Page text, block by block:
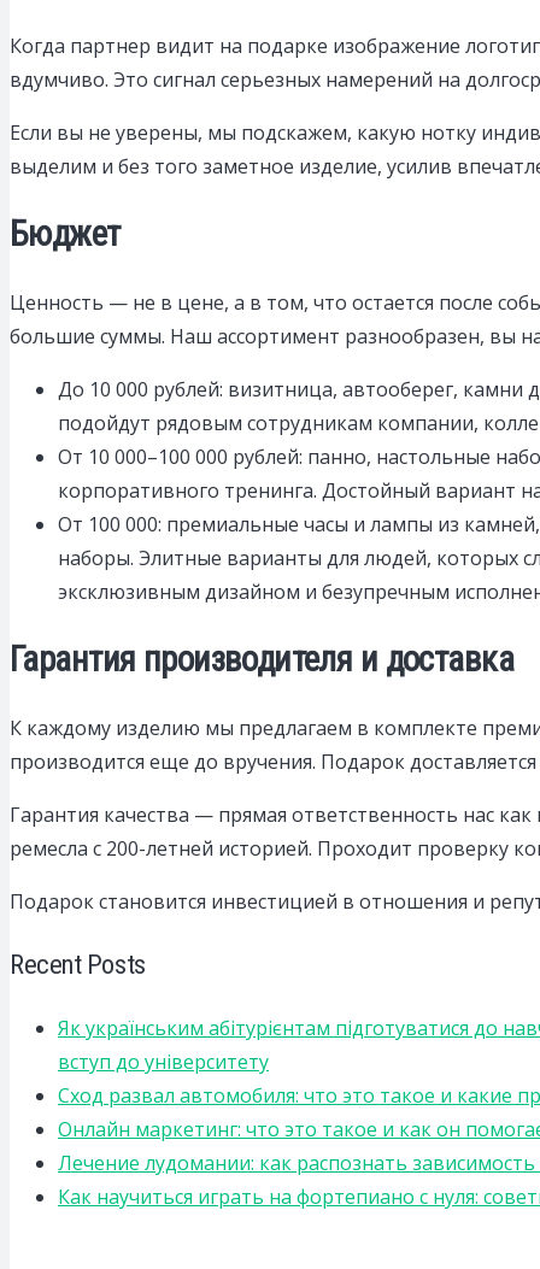
Когда партнер видит на подарке изображение
вдумчиво. Это сигнал серьезных намерений на
Если вы не уверены, мы подскажем, какую нотку
выделим и без того заметное изделие, усилив
Бюджет
Ценность — не в цене, а в том, что остается после
большие суммы. Наш ассортимент разнообразен, вы
До 10 000 рублей: визитница, автооберег, камни
подойдут рядовым сотрудникам компании,
От 10 000–100 000 рублей: панно, настольные
корпоративного тренинга. Достойный вариант
От 100 000: премиальные часы и лампы из
наборы. Элитные варианты для людей, которых
эксклюзивным дизайном и безупречным
Гарантия производителя и доставка
К каждому изделию мы предлагаем в комплекте
производится еще до вручения. Подарок
Гарантия качества — прямая ответственность нас
ремесла с 200-летней историей. Проходит проверку
Подарок становится инвестицией в отношения и
Recent Posts
Як українським абітурієнтам підготуватися до
вступ до університету
Сход развал автомобиля: что это такое и какие
Онлайн маркетинг: что это такое и как он
Лечение лудомании: как распознать
Как научиться играть на фортепиано с нуля: